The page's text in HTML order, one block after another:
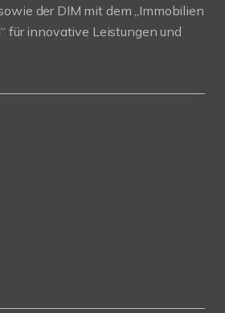
der DIM mit dem „Immobilien
für innovative Leistungen und